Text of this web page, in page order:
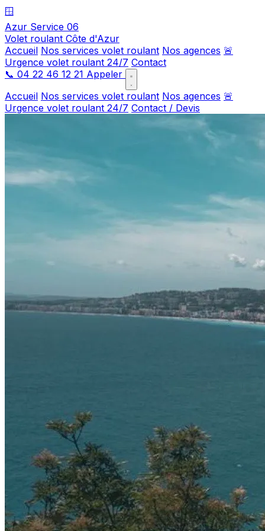
🪟
Azur Service 06
Volet roulant Côte d'Azur
Accueil Nos services volet roulant Nos agences 🚨
Urgence volet roulant 24/7 Contact
📞 04 22 46 12 21 Appeler
Accueil Nos services volet roulant Nos agences 🚨
Urgence volet roulant 24/7 Contact / Devis